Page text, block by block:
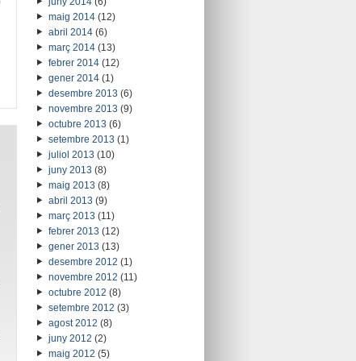
maig 2014(12)
abril 2014(6)
març 2014(13)
febrer 2014(12)
gener 2014(1)
desembre 2013 (6)
novembre 2013 (9)
octubre 2013 (6)
setembre 2013 (1)
juliol 2013 (10)
juny 2013 (8)
maig 2013 (8)
abril 2013 (9)
març 2013 (11)
febrer 2013 (12)
gener 2013 (13)
desembre 2012 (1)
novembre 2012 (11)
octubre 2012 (8)
setembre 2012 (3)
agost 2012 (8)
juny 2012 (2)
maig 2012 (5)